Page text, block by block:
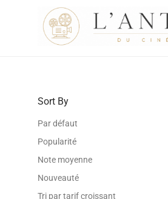
Sort By
Par défaut
Popularité
Note moyenne
Nouveauté
Tri par tarif croissant